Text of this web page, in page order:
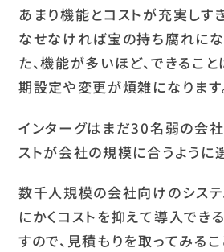
あまり機能とコストが充実しす
なせなければ宝の持ち腐れにな
た、機能が多いほど、できるこ
期設定や変更が煩雑になります
インターグはまだ30名弱の会社
ストが会社の規模に合うように
数千人規模の会社向けのシステ
にかくコストを抑えて導入でき
すので、見積もりを取ってみる